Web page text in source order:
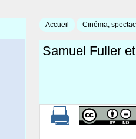
Accueil Cinéma,
Samuel Fuller